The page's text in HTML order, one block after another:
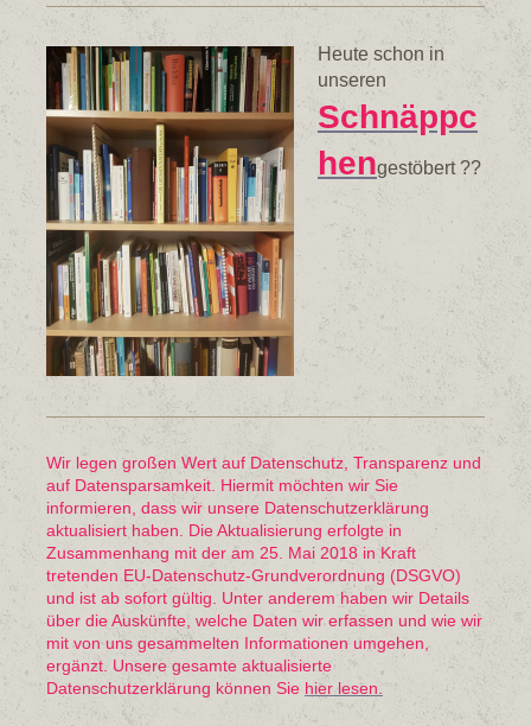
Heute schon in
unseren
Schnäppc
hengestöbert ??
Wir legen großen Wert auf Datenschutz, Transparenz und
auf Datensparsamkeit. Hiermit möchten wir Sie
informieren, dass wir unsere Datenschutzerklärung
aktualisiert haben. Die Aktualisierung erfolgte in
Zusammenhang mit der am 25. Mai 2018 in Kraft
tretenden EU-Datenschutz-Grundverordnung (DSGVO)
und ist ab sofort gültig. Unter anderem haben wir Details
über die Auskünfte, welche Daten wir erfassen und wie wir
mit von uns gesammelten Informationen umgehen,
ergänzt. Unsere gesamte aktualisierte
Datenschutzerklärung können Sie hier lesen.